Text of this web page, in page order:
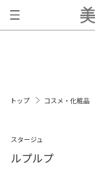
トップ コスメ・化粧品
スタージュ
ルプルプ